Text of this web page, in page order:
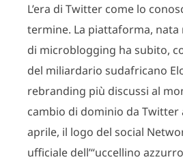
L’era di Twitter come lo
termine. La piattaforma, nata
di microblogging ha subito,
del miliardario sudafricano
rebranding più discussi al
cambio di dominio da Twitter
aprile, il logo del social
ufficiale dell’“uccellino